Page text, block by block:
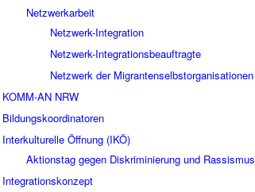
Netzwerkarbeit
Netzwerk-Integration
Netzwerk-Integrationsbeauftragte
Netzwerk der Migrantenselbstorganisationen
KOMM-AN NRW
Bildungskoordinatoren
Interkulturelle Öffnung (IKÖ)
Aktionstag gegen Diskriminierung und
Integrationskonzept